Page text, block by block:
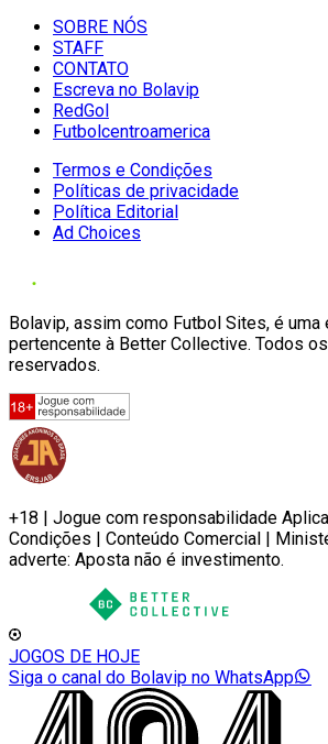
SOBRE NÓS
STAFF
CONTATO
Escreva no Bolavip
RedGol
Futbolcentroamerica
Termos e Condições
Políticas de privacidade
Política Editorial
Ad Choices
Bolavip, assim como Futbol Sites, é uma
pertencente à Better Collective. Todos
reservados.
+18 | Jogue com responsabilidade
Condições | Conteúdo Comercial |
adverte: Aposta não é investimento.
JOGOS DE HOJE
Siga o canal do Bolavip no WhatsApp